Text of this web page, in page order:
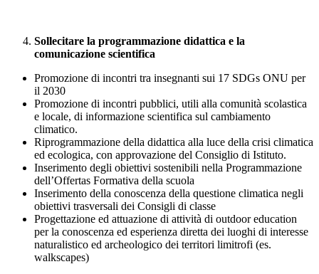
Sollecitare la programmazione didattica e la
comunicazione scientifica
Promozione di incontri tra insegnanti sui 17 SDGs ONU per
il 2030
Promozione di incontri pubblici, utili alla comunità scolastica
e locale, di informazione scientifica sul cambiamento
climatico.
Riprogrammazione della didattica alla luce della crisi climatica
ed ecologica, con approvazione del Consiglio di Istituto.
Inserimento degli obiettivi sostenibili nella Programmazione
dell’Offertas Formativa della scuola
Inserimento della conoscenza della questione climatica negli
obiettivi trasversali dei Consigli di classe
Progettazione ed attuazione di attività di outdoor education
per la conoscenza ed esperienza diretta dei luoghi di interesse
naturalistico ed archeologico dei territori limitrofi (es.
walkscapes)